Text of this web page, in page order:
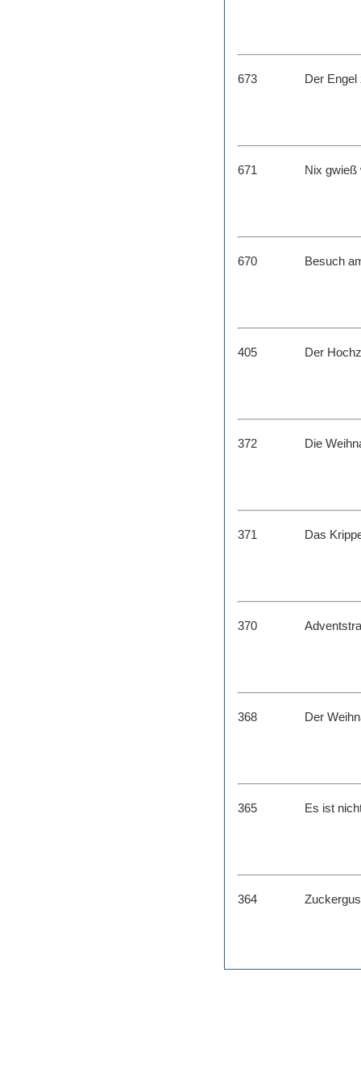
673 Der
671 Nix gwieß
670 Besuch
405 Der
372 Die
371 Das
370
368 Der
365 Es ist
364